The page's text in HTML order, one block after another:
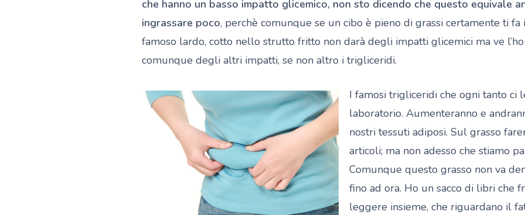
che hanno un basso impatto glicemico, non sto dicendo che questo equivale
ingrassare poco, perchè comunque se un cibo è pieno di grassi certamente ti fa
famoso lardo, cotto nello strutto fritto non darà degli impatti glicemici ma ve
comunque degli altri impatti, se non altro i trigliceridi.
I famosi trigliceridi che ogni tanto ci
laboratorio. Aumenteranno e
nostri tessuti adiposi. Sul grasso
articoli; ma non adesso che stiamo
Comunque questo grasso non va
fino ad ora. Ho un sacco di libri che
leggere insieme, che riguardano il